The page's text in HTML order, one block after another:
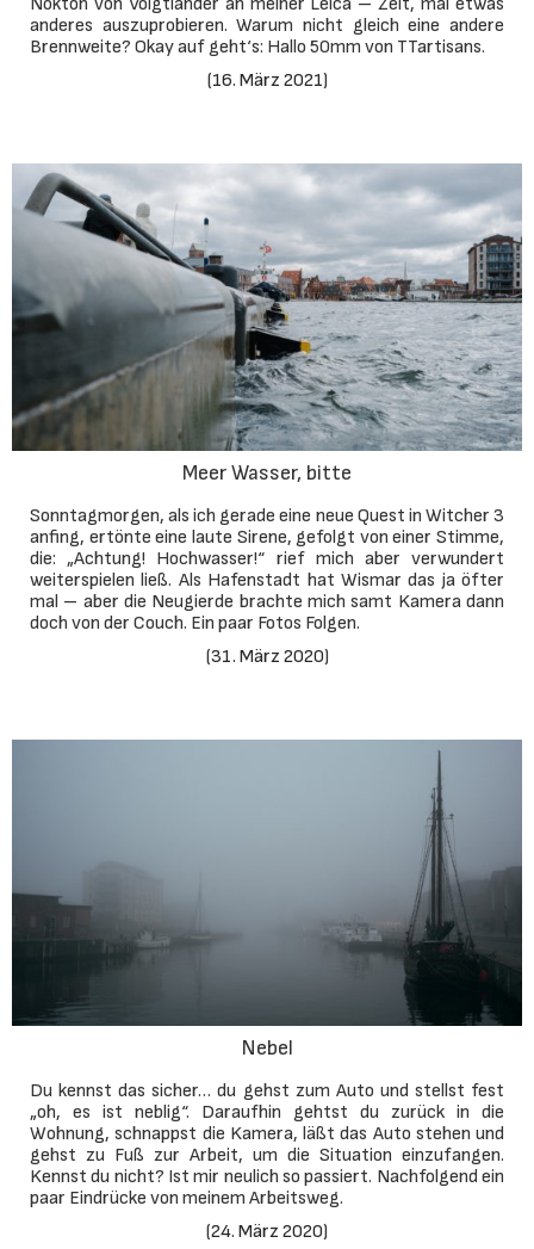
anderes auszuprobieren. Warum nicht gleich eine andere
Brennweite? Okay auf geht‘s: Hallo 50mm von TTartisans.​
(16. März 2021)
Meer Wasser, bitte
Sonntagmorgen, als ich gerade eine neue Quest in Witcher 3
anfing, ertönte eine laute Sirene, gefolgt von einer Stimme,
die: „Achtung! Hochwasser!“ rief mich aber verwundert
weiterspielen ließ. Als Hafenstadt hat Wismar das ja öfter
mal – aber die Neugierde brachte mich samt Kamera dann
doch von der Couch. Ein paar Fotos Folgen.
(31. März 2020)
Nebel
Du kennst das sicher… du gehst zum Auto und stellst fest
„oh, es ist neblig“. Daraufhin gehtst du zurück in die
Wohnung, schnappst die Kamera, läßt das Auto stehen und
gehst zu Fuß zur Arbeit, um die Situation einzufangen.
Kennst du nicht? Ist mir neulich so passiert. Nachfolgend ein
paar Eindrücke von meinem Arbeitsweg.
(24. März 2020)